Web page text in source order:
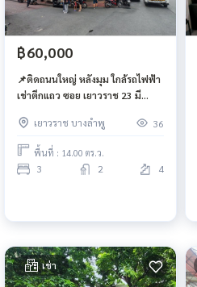
฿60,000
📌ติดถนนใหญ่ หลังมุม ใกล้รถไฟฟ้า
เช่าตึกแถว ซอย เยาวราช 23 มี
เกสต์เฮาส์ โรงเรียนกวดวิชา📌
เยาวราช บางลำพู 36
พื้นที่ : 14.00 ตร.ว.
3 2 4
เช่า